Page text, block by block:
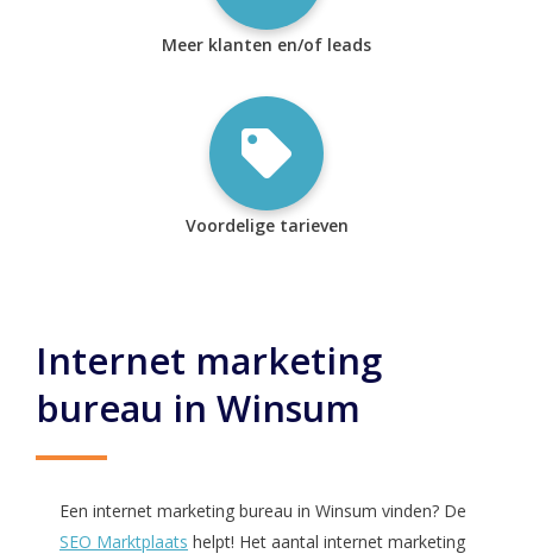
Meer klanten en/of leads
Voordelige tarieven
Internet marketing
bureau in Winsum
Een internet marketing bureau in Winsum vinden? De
SEO Marktplaats helpt! Het aantal internet marketing